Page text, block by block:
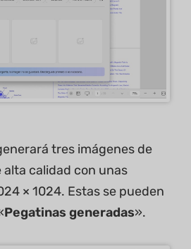
tres imágenes de
alta calidad con unas
× 1024. Estas se pueden
Pegatinas generadas».